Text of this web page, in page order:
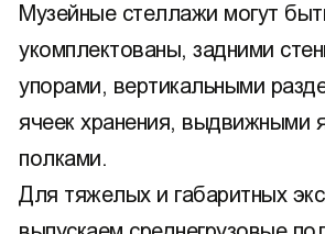
Музейные стеллажи могут
укомплектованы, задними
упорами, вертикальными
ячеек хранения, выдвижными
полками.
Для тяжелых и габаритных